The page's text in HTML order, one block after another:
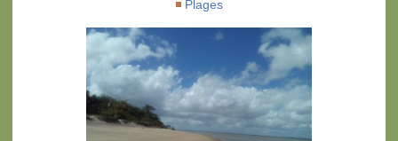
Plages